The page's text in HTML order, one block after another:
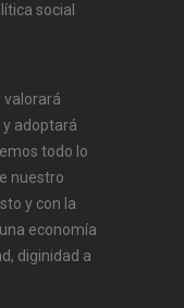
social
valorará
adoptará
todo lo
nuestro
y con la
economía
diginidad a